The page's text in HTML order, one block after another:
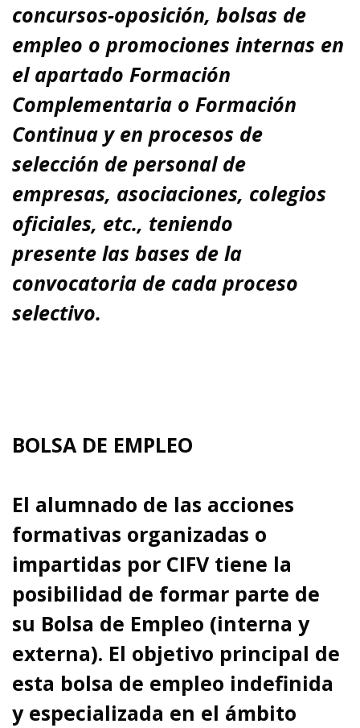
concursos-oposición, bolsas de
empleo o promociones internas en
el apartado Formación
Complementaria o Formación
Continua y en procesos de
selección de personal de
empresas, asociaciones, colegios
oficiales, etc., teniendo
presente las bases de la
convocatoria de cada proceso
selectivo.
BOLSA DE EMPLEO
El alumnado de las acciones
formativas organizadas o
impartidas por CIFV tiene la
posibilidad de formar parte de
su Bolsa de Empleo (interna y
externa). El objetivo principal de
esta bolsa de empleo indefinida
y especializada en el ámbito